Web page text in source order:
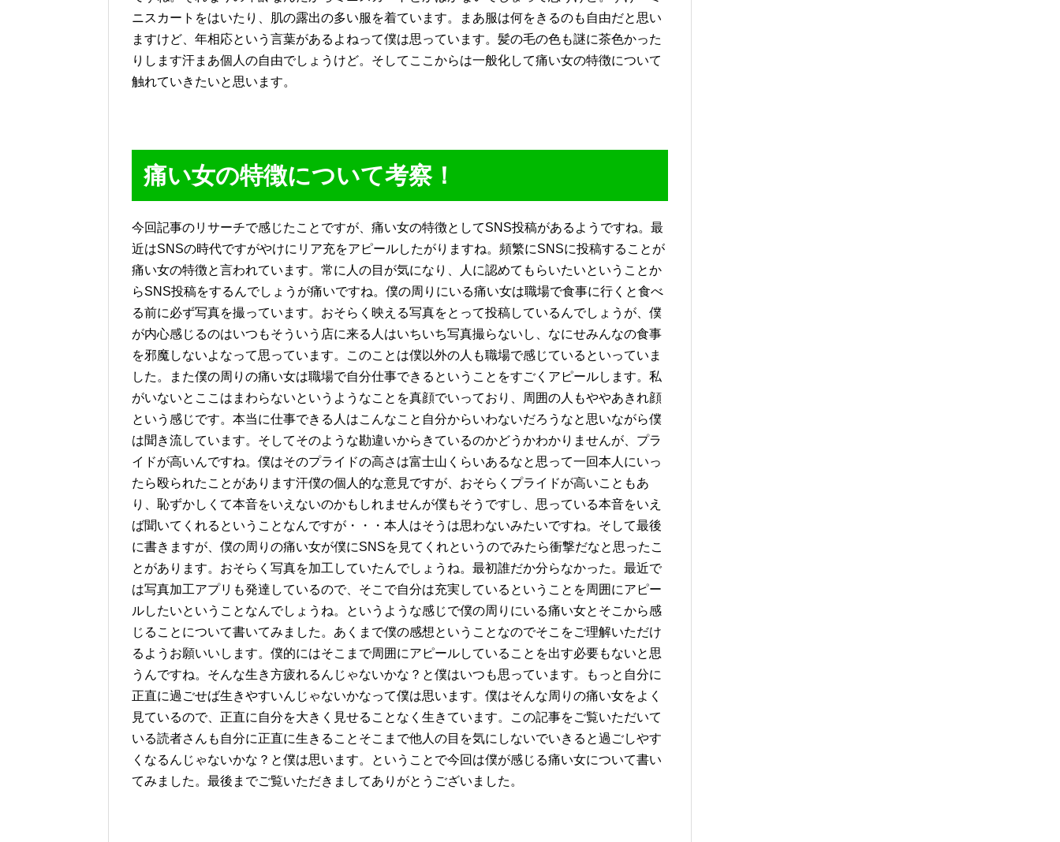
ニスカートをはいたり、肌の露出の多い服を着ています。まあ服は何をきるのも自由だと思い
ますけど、年相応という言葉があるよねって僕は思っています。髪の毛の色も謎に茶色かった
りします汗まあ個人の自由でしょうけど。そしてここからは一般化して痛い女の特徴について
触れていきたいと思います。
痛い女の特徴について考察！
今回記事のリサーチで感じたことですが、痛い女の特徴としてSNS投稿があるようですね。最
近はSNSの時代ですがやけにリア充をアピールしたがりますね。頻繁にSNSに投稿することが
痛い女の特徴と言われています。常に人の目が気になり、人に認めてもらいたいということか
らSNS投稿をするんでしょうが痛いですね。僕の周りにいる痛い女は職場で食事に行くと食べ
る前に必ず写真を撮っています。おそらく映える写真をとって投稿しているんでしょうが、僕
が内心感じるのはいつもそういう店に来る人はいちいち写真撮らないし、なにせみんなの食事
を邪魔しないよなって思っています。このことは僕以外の人も職場で感じているといっていま
した。また僕の周りの痛い女は職場で自分仕事できるということをすごくアピールします。私
がいないとここはまわらないというようなことを真顔でいっており、周囲の人もややあきれ顔
という感じです。本当に仕事できる人はこんなこと自分からいわないだろうなと思いながら僕
は聞き流しています。そしてそのような勘違いからきているのかどうかわかりませんが、プラ
イドが高いんですね。僕はそのプライドの高さは富士山くらいあるなと思って一回本人にいっ
たら殴られたことがあります汗僕の個人的な意見ですが、おそらくプライドが高いこともあ
り、恥ずかしくて本音をいえないのかもしれませんが僕もそうですし、思っている本音をいえ
ば聞いてくれるということなんですが・・・本人はそうは思わないみたいですね。そして最後
に書きますが、僕の周りの痛い女が僕にSNSを見てくれというのでみたら衝撃だなと思ったこ
とがあります。おそらく写真を加工していたんでしょうね。最初誰だか分らなかった。最近で
は写真加工アプリも発達しているので、そこで自分は充実しているということを周囲にアピー
ルしたいということなんでしょうね。というような感じで僕の周りにいる痛い女とそこから感
じることについて書いてみました。あくまで僕の感想ということなのでそこをご理解いただけ
るようお願いいします。僕的にはそこまで周囲にアピールしていることを出す必要もないと思
うんですね。そんな生き方疲れるんじゃないかな？と僕はいつも思っています。もっと自分に
正直に過ごせば生きやすいんじゃないかなって僕は思います。僕はそんな周りの痛い女をよく
見ているので、正直に自分を大きく見せることなく生きています。この記事をご覧いただいて
いる読者さんも自分に正直に生きることそこまで他人の目を気にしないでいきると過ごしやす
くなるんじゃないかな？と僕は思います。ということで今回は僕が感じる痛い女について書い
てみました。最後までご覧いただきましてありがとうございました。